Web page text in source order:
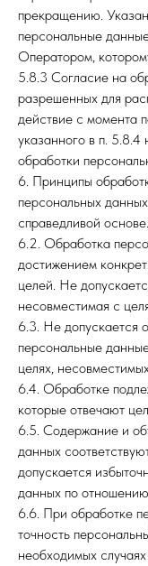
прекращению.
персональные
Оператором,
5.8.3 Согласие на
разрешенных для
действие с момента
указанного в п.
обработки
6. Принципы
персональных
справедливой основе.
6.2. Обработка
достижением
целей. Не
несовместимая с
6.3. Не допускается
персональные
целях,
6.4. Обработке
которые отвечают
6.5. Содержание и
данных
допускается
данных по
6.6. При обработке
точность
необходимых